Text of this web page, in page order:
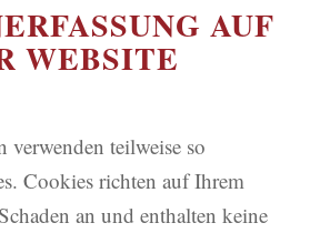
AUF
WEBSITE
verwenden teilweise so
Cookies richten auf Ihrem
an und enthalten keine